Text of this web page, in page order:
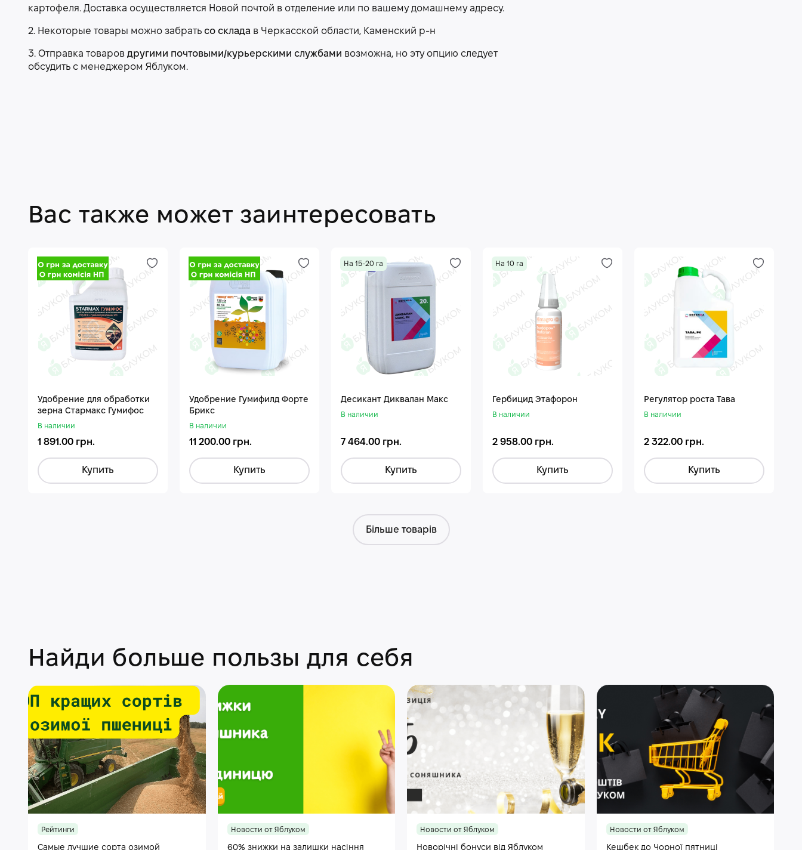
картофеля. Доставка осуществляется Новой почтой в отделение или по вашему домашнему адресу.
2. Некоторые товары можно забрать со склада в Черкасской области, Каменский р-н
3. Отправка товаров другими почтовыми/курьерскими службами возможна, но эту опцию следует
обсудить с менеджером Яблуком.
Вас также может заинтересовать
Удобрение для обработки
зерна Стармакс Гумифос
В наличии
1 891.00 грн.
Купить
Удобрение Гумифилд Форте
Брикс
В наличии
11 200.00 грн.
Купить
На 15-20 га
Десикант Диквалан Макс
В наличии
7 464.00 грн.
Купить
На 10 га
Гербицид Этафорон
В наличии
2 958.00 грн.
Купить
Регулятор роста Тава
В наличии
2 322.00 грн.
Купить
Більше товарів
Найди больше пользы для себя
Рейтинги
Самые лучшие сорта озимой
Новости от Яблуком
60% знижки на залишки насіння
Новости от Яблуком
Новорічні бонуси від Яблуком
Новости от Яблуком
Кешбек до Чорної пятниці